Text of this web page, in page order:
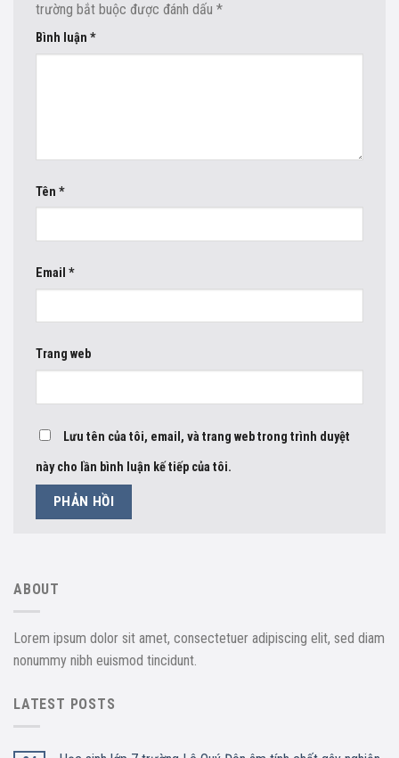
trường bắt buộc được đánh dấu *
Bình luận *
Tên *
Email *
Trang web
Lưu tên của tôi, email, và trang web trong trình duyệt
này cho lần bình luận kế tiếp của tôi.
ABOUT
Lorem ipsum dolor sit amet, consectetuer adipiscing elit, sed diam
nonummy nibh euismod tincidunt.
LATEST POSTS